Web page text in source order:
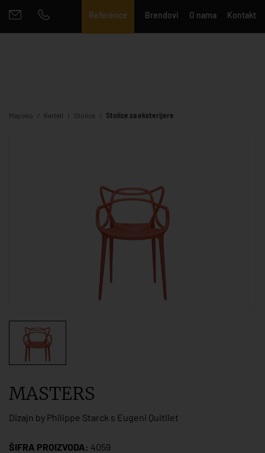
Reference Brendovi O nama Kontakt
Mayoko Kartell Stolice Stolice za eksterijere
MASTERS
Dizajn by Philippe Starck s Eugeni Quitllet
ŠIFRA PROIZVODA: 4059